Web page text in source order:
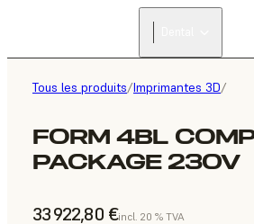
Tous les produits/Imprimantes 3D/
FORM 4BL
PACKAGE 230V
33 922,80 €incl. 20 % TVA